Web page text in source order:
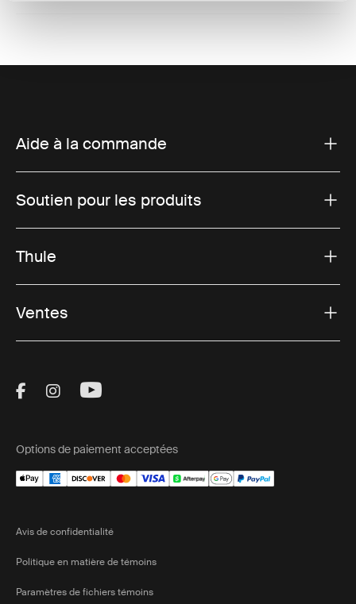
Aide à la commande
Soutien pour les produits
Thule
Ventes
Visit Thule on Facebook (external link)
Visit Thule on Instagram (external link)
Visit Thule on Youtube (external
Options de paiement acceptées
Avis de confidentialité
Politique en matière de témoins
Paramètres de fichiers témoins